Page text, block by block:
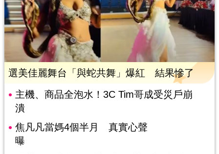
選美佳麗舞台「與蛇共舞」爆紅 結果慘了
主機、商品全泡水！3C Tim哥成受災戶崩
潰
焦凡凡當媽4個半月 真實心聲
曝